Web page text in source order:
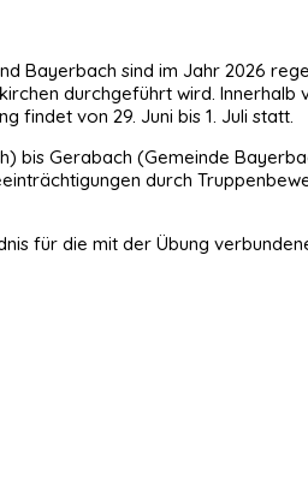
Bayerbach sind im Jahr 2026
durchgeführt wird.
findet von 29. Juni bis 1. Juli statt.
bis Gerabach (Gemeinde
durch
für die mit der Übung